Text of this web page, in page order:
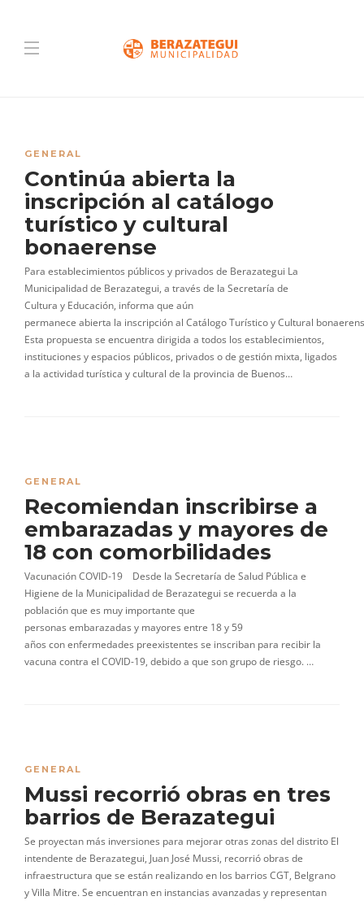
GENERAL
Continúa abierta la
inscripción al catálogo
turístico y cultural
bonaerense
Para establecimientos públicos y privados de Berazategui La
Municipalidad de Berazategui, a través de la Secretaría de
Cultura y Educación, informa que aún
permanece abierta la inscripción al Catálogo Turístico y Cultural
Esta propuesta se encuentra dirigida a todos los establecimientos,
instituciones y espacios públicos, privados o de gestión mixta, ligados
a la actividad turística y cultural de la provincia de Buenos…
GENERAL
Recomiendan inscribirse a
embarazadas y mayores de
18 con comorbilidades
Vacunación COVID-19 Desde la Secretaría de Salud Pública e
Higiene de la Municipalidad de Berazategui se recuerda a la
población que es muy importante que
personas embarazadas y mayores entre 18 y 59
años con enfermedades preexistentes se inscriban para recibir la
vacuna contra el COVID-19, debido a que son grupo de riesgo. …
GENERAL
Mussi recorrió obras en tres
barrios de Berazategui
Se proyectan más inversiones para mejorar otras zonas del distrito El
intendente de Berazategui, Juan José Mussi, recorrió obras de
infraestructura que se están realizando en los barrios CGT, Belgrano
y Villa Mitre. Se encuentran en instancias avanzadas y representan